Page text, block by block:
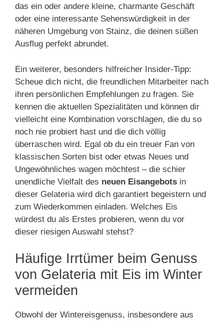
das ein oder andere kleine, charmante Geschäft
oder eine interessante Sehenswürdigkeit in der
näheren Umgebung von Stainz, die deinen süßen
Ausflug perfekt abrundet.
Ein weiterer, besonders hilfreicher Insider-Tipp:
Scheue dich nicht, die freundlichen Mitarbeiter nach
ihren persönlichen Empfehlungen zu fragen. Sie
kennen die aktuellen Spezialitäten und können dir
vielleicht eine Kombination vorschlagen, die du so
noch nie probiert hast und die dich völlig
überraschen wird. Egal ob du ein treuer Fan von
klassischen Sorten bist oder etwas Neues und
Ungewöhnliches wagen möchtest – die schier
unendliche Vielfalt des neuen Eisangebots in
dieser Gelateria wird dich garantiert begeistern und
zum Wiederkommen einladen. Welches Eis
würdest du als Erstes probieren, wenn du vor
dieser riesigen Auswahl stehst?
Häufige Irrtümer beim Genuss
von Gelateria mit Eis im Winter
vermeiden
Obwohl der Wintereisgenuss, insbesondere aus